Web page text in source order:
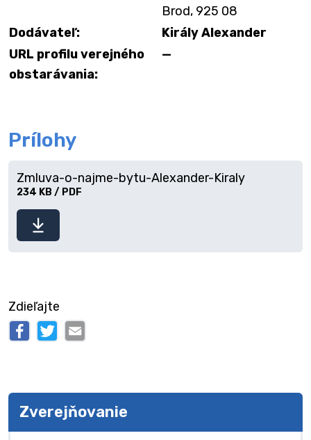
Brod, 925 08
Dodávateľ:
Király Alexander
URL profilu verejného
obstarávania:
—
Prílohy
Stiahnuť
súbor
Zmluva-o-najme-bytu-Alexander-Kiraly
234 KB / PDF
Zdieľajte
Zverejňovanie